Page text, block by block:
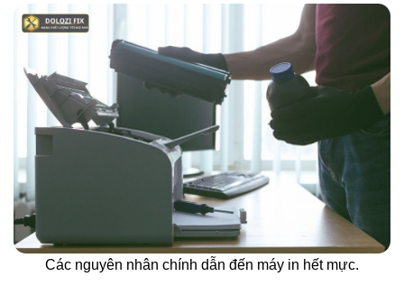
Các nguyên nhân chính dẫn đến máy in hết mực.